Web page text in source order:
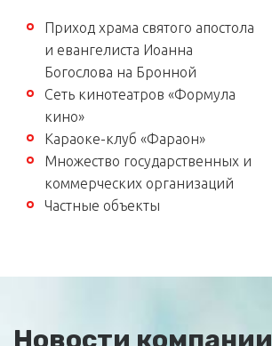
Приход храма святого апостола
и евангелиста Иоанна
Богослова на Бронной
Сеть кинотеатров «Формула
кино»
Караоке-клуб «Фараон»
Множество государственных и
коммерческих организаций
Частные объекты